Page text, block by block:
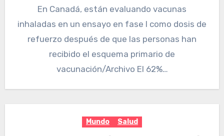
En Canadá, están evaluando vacunas
inhaladas en un ensayo en fase I como dosis de
refuerzo después de que las personas han
recibido el esquema primario de
vacunación/Archivo El 62%…
Mundo Salud